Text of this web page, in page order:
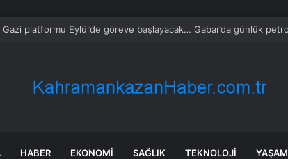
Kurban Bayramı’nda Buluştu
HABER EKONOMI SAĞLIK TEKNOLOJI YAŞAM